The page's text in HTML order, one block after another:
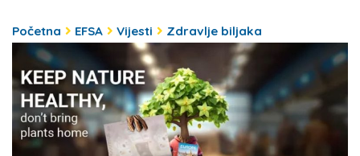
Početna EFSA Vijesti Zdravlje biljaka